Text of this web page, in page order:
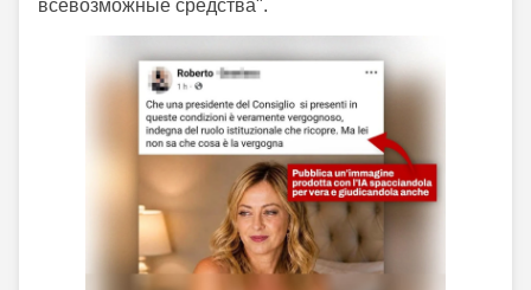
всевозможные средства".